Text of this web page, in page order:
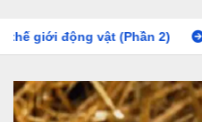
2) Luyện dịch Hàn –